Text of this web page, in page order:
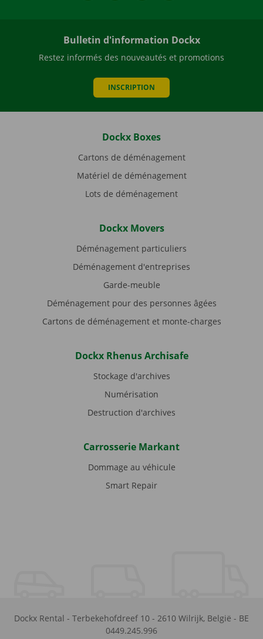
Bulletin d'information Dockx
Restez informés des nouveautés et promotions
INSCRIPTION
Dockx Boxes
Cartons de déménagement
Matériel de déménagement
Lots de déménagement
Dockx Movers
Déménagement particuliers
Déménagement d'entreprises
Garde-meuble
Déménagement pour des personnes âgées
Cartons de déménagement et monte-charges
Dockx Rhenus Archisafe
Stockage d'archives
Numérisation
Destruction d'archives
Carrosserie Markant
Dommage au véhicule
Smart Repair
Dockx Rental - Terbekehofdreef 10 - 2610 Wilrijk, België - BE
0449.245.996